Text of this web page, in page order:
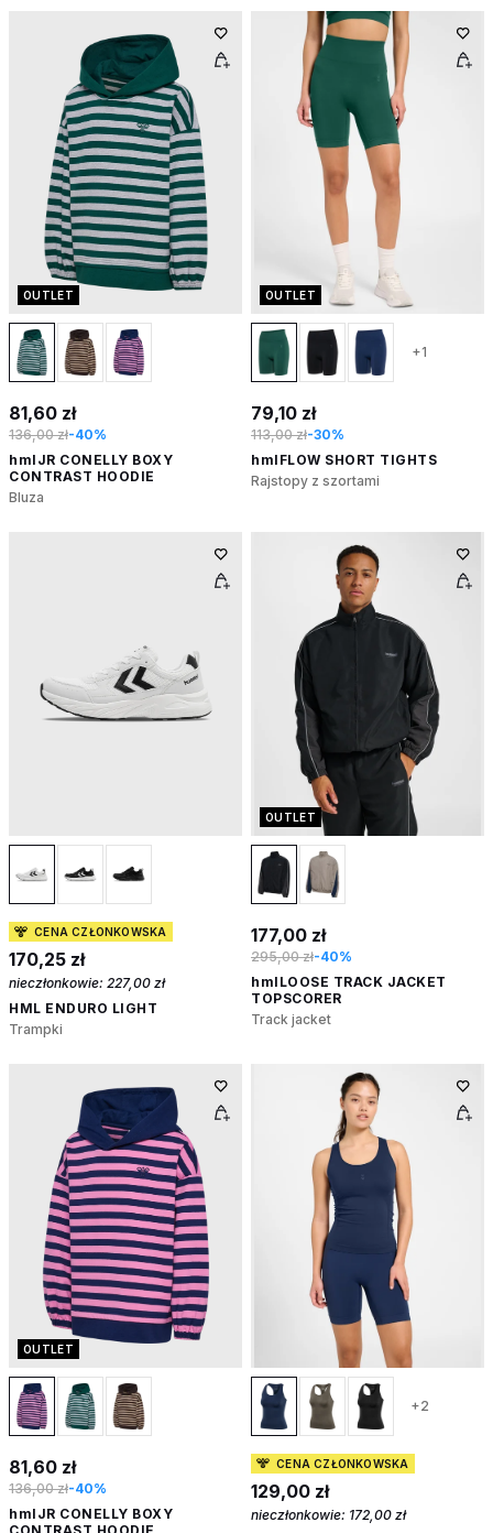
OUTLET
81,60 zł
136,00 zł-40%
hmlJR CONELLY BOXY
CONTRAST HOODIE
Bluza
OUTLET
+1
79,10 zł
113,00 zł-30%
hmlFLOW SHORT TIGHTS
Rajstopy z szortami
CENA CZŁONKOWSKA
170,25 zł
nieczłonkowie: 227,00 zł
HML ENDURO LIGHT
Trampki
OUTLET
177,00 zł
295,00 zł-40%
hmlLOOSE TRACK JACKET
TOPSCORER
Track jacket
OUTLET
81,60 zł
136,00 zł-40%
hmlJR CONELLY BOXY
+2
CENA CZŁONKOWSKA
129,00 zł
nieczłonkowie: 172,00 zł